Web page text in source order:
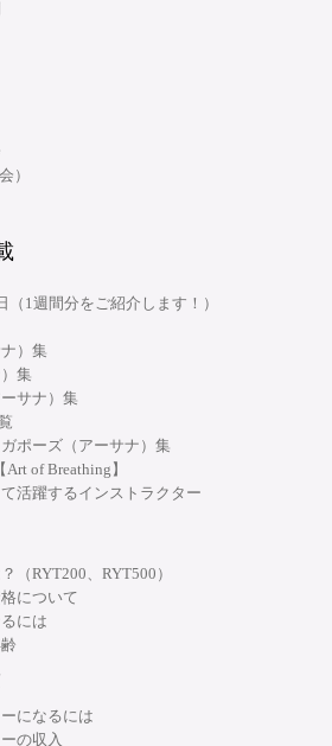
2番4号 JUST本町ビル5F
本町明大ビル3F
ス
成コース
成コース
グラミングコース～症例別・目的別プログラ
トメント＆モディフィケーションスキルアッ
のヨガ)指導者養成コース
ース
）
（1週間分をご紹介します！）
）集
集
サナ）集
ポーズ（アーサナ）集
of Breathing】
活躍するインストラクター
（RYT200、RYT500）
について
には
になるには
の収入